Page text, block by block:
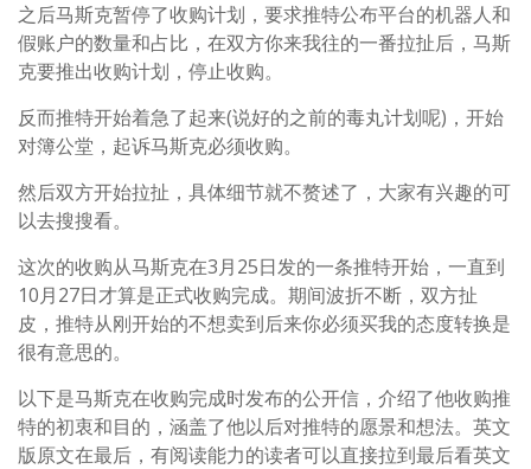
之后马斯克暂停了收购计划，要求推特公布平台的机器人和
假账户的数量和占比，在双方你来我往的一番拉扯后，马斯
克要推出收购计划，停止收购。
反而推特开始着急了起来(说好的之前的毒丸计划呢)，开始
对簿公堂，起诉马斯克必须收购。
然后双方开始拉扯，具体细节就不赘述了，大家有兴趣的可
以去搜搜看。
这次的收购从马斯克在3月25日发的一条推特开始，一直到
10月27日才算是正式收购完成。期间波折不断，双方扯
皮，推特从刚开始的不想卖到后来你必须买我的态度转换是
很有意思的。
以下是马斯克在收购完成时发布的公开信，介绍了他收购推
特的初衷和目的，涵盖了他以后对推特的愿景和想法。英文
版原文在最后，有阅读能力的读者可以直接拉到最后看英文